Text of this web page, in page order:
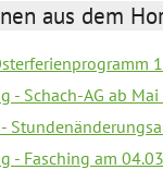
aus dem
- Schach-AG ab
- Fasching am